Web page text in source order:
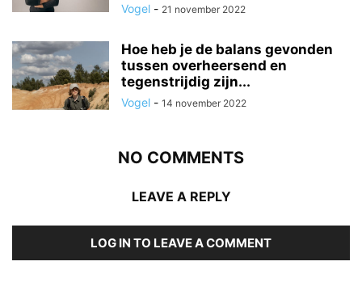
Vogel - 21 november 2022
Hoe heb je de balans gevonden
tussen overheersend en
tegenstrijdig zijn...
Vogel - 14 november 2022
NO COMMENTS
LEAVE A REPLY
LOG IN TO LEAVE A COMMENT